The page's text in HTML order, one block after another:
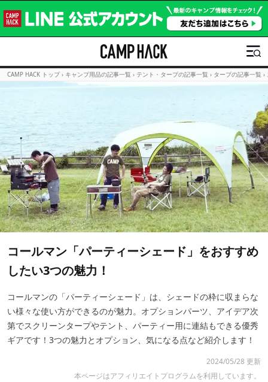
CAMP HACK トップ › キャンプ用品の記事一覧 › テント・タープの記事一覧 › タープの記事一覧 ›
コールマン「パーティーシェード」をおすすめ
したい3つの魅力！
コールマンの「パーティーシェード」は、シェードの枠に収まらな
い様々な使い方ができるのが魅力。オプションパーツ、アイデア次
第でスクリーンタープやテント、パーティー用に連結もできる優秀
ギアです！3つの魅力とオプション、気になる点など紹介します！
2024/05/28 更新
本ページはアフィリエイトプログラムを利用しています。